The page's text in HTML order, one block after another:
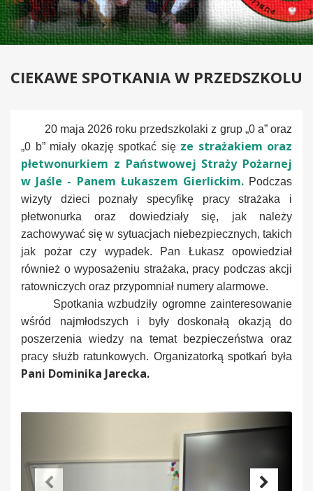
CIEKAWE SPOTKANIA W PRZEDSZKOLU
20 maja 2026 roku przedszkolaki z grup „0 a” oraz
„0 b” miały okazję spotkać się ze strażakiem oraz
płetwonurkiem z Państwowej Straży Pożarnej
w Jaśle - Panem Łukaszem Gierlickim.Podczas
wizyty dzieci poznały specyfikę pracy strażaka i
płetwonurka oraz dowiedziały się, jak należy
zachowywać się w sytuacjach niebezpiecznych, takich
jak pożar czy wypadek. Pan Łukasz opowiedział
również o wyposażeniu strażaka, pracy podczas akcji
ratowniczych oraz przypomniał numery alarmowe.
Spotkania wzbudziły ogromne zainteresowanie
wśród najmłodszych i były doskonałą okazją do
poszerzenia wiedzy na temat bezpieczeństwa oraz
pracy służb ratunkowych. Organizatorką spotkań była
Pani Dominika Jarecka.